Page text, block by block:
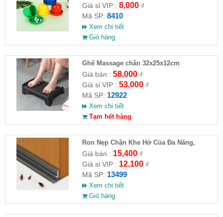
Giá sỉ VIP : 8,000₫
Mã SP: 8410
Xem chi tiết
Giỏ hàng
Ghế Massage chân 32x25x12cm
Giá bán : 58,000₫
Giá sỉ VIP : 53,000₫
Mã SP: 12922
Xem chi tiết
Tạm hết hàng
Ron Nẹp Chặn Khe Hở Của Đa Năng,
Chống Côn Trùng( HĐ )
Giá bán : 15,400₫
Giá sỉ VIP : 12,100₫
Mã SP: 13499
Xem chi tiết
Giỏ hàng